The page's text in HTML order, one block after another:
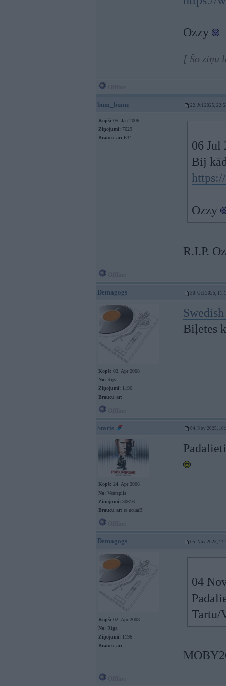
Ozzy
[ Šo ziņu
bum_bumz 22. Jul 2025,
Kopš: 05. Jan 2006
Ziņojumi: 7629
Braucu ar: E34
06 Jul
Bij
Ozzy
R.I.P.
Demagogs 30. Oct 2025,
Kopš: 02. Apr 2008
No: Rīga
Ziņojumi: 1196
Braucu ar:
Biļetes
Staris 04. Nov 2025,
Kopš: 24. Apr 2006
No: Ventspils
Ziņojumi: 30616
Braucu ar: ra ucuarB
Demagogs 05. Nov 2025,
Kopš: 02. Apr 2008
No: Rīga
Ziņojumi: 1196
Braucu ar:
04